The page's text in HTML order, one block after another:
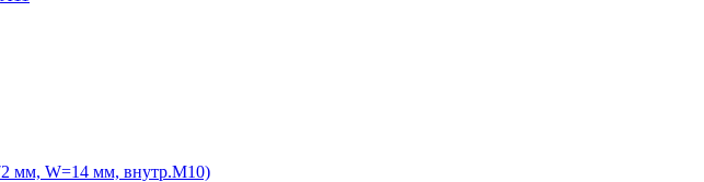
мм, W=14 мм, внутр.М10)